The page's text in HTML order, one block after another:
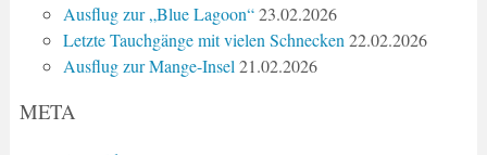
Ausflug zur „Blue Lagoon“ 23.02.2026
Letzte Tauchgänge mit vielen Schnecken 22.02.2026
Ausflug zur Mange-Insel 21.02.2026
META